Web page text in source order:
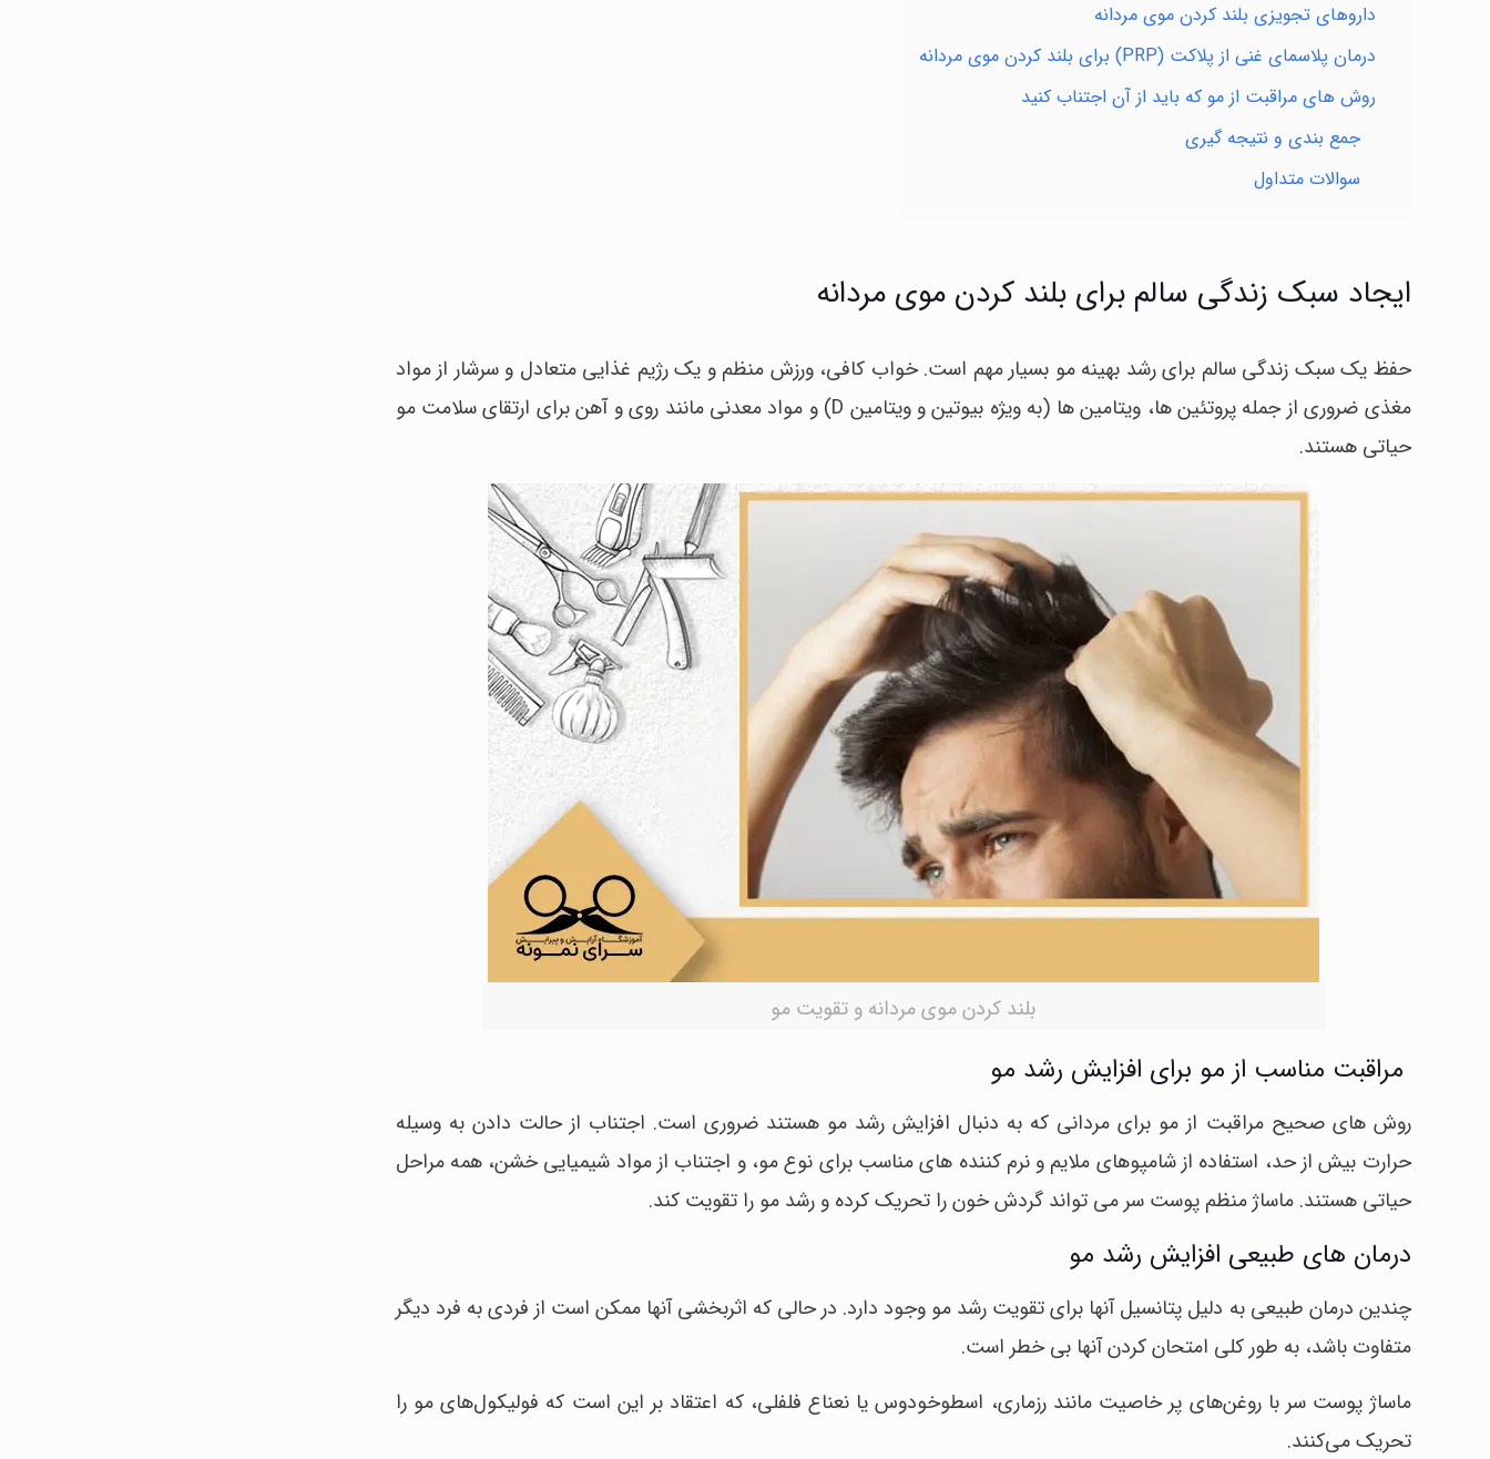
داروهای تجویزی بلند کردن موی مردانه
درمان پلاسمای غنی از پلاکت (PRP) برای بلند کردن موی مردانه
روش های مراقبت از مو که باید از آن اجتناب کنید
جمع بندی و نتیجه گیری
سوالات متداول
ایجاد سبک زندگی سالم برای بلند کردن موی مردانه
حفظ یک سبک زندگی سالم برای رشد بهینه مو بسیار مهم است. خواب کافی، ورزش منظم و یک رژیم غذایی متعادل و سرشار از مواد
مغذی ضروری از جمله پروتئین ها، ویتامین ها (به ویژه بیوتین و ویتامین D) و مواد معدنی مانند روی و آهن برای ارتقای سلامت مو
حیاتی هستند.
بلند کردن موی مردانه و تقویت مو
مراقبت مناسب از مو برای افزایش رشد مو
روش های صحیح مراقبت از مو برای مردانی که به دنبال افزایش رشد مو هستند ضروری است. اجتناب از حالت دادن به وسیله
حرارت بیش از حد، استفاده از شامپوهای ملایم و نرم کننده های مناسب برای نوع مو، و اجتناب از مواد شیمیایی خشن، همه مراحل
حیاتی هستند. ماساژ منظم پوست سر می تواند گردش خون را تحریک کرده و رشد مو را تقویت کند.
درمان های طبیعی افزایش رشد مو
چندین درمان طبیعی به دلیل پتانسیل آنها برای تقویت رشد مو وجود دارد. در حالی که اثربخشی آنها ممکن است از فردی به فرد دیگر
متفاوت باشد، به طور کلی امتحان کردن آنها بی خطر است.
ماساژ پوست سر با روغن‌های پر خاصیت مانند رزماری، اسطوخودوس یا نعناع فلفلی، که اعتقاد بر این است که فولیکول‌های مو را
تحریک می‌کنند.